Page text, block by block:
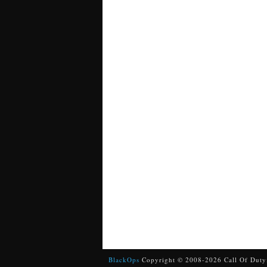
BlackOps Copyright © 2008-2026 Call Of